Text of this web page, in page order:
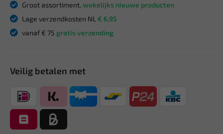
Groot assortiment, wekelijks nieuwe producten
Lage verzendkosten NL € 6,95
vanaf € 75 gratis verzending
Veilig betalen met